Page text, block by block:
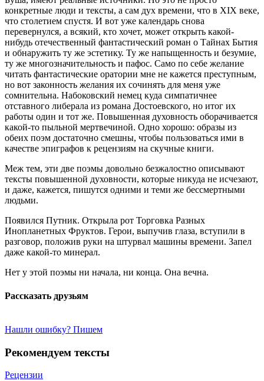
конкретные люди и тексты, а сам дух времени, что в XIX веке,
что столетием спустя. И вот уже календарь снова
перевернулся, а всякий, кто хочет, может открыть какой-
нибудь отечественный фантастический роман о Тайнах Бытия
и обнаружить ту же эстетику. Ту же напыщенность и безумие,
ту же многозначительность и пафос. Само по себе желание
читать фантастические оратории мне не кажется преступным,
но вот законность желания их сочинять для меня уже
сомнительна. Набоковский немец куда симпатичнее
отставного либерала из романа Достоевского, но итог их
работы один и тот же. Повышенная духовность оборачивается
какой-то пыльной мертвечиной. Одно хорошо: образы из
обеих поэм достаточно смешны, чтобы пользоваться ими в
качестве эпиграфов к рецензиям на скучные книги.
Меж тем, эти две поэмы довольно безжалостно описывают
тексты повышенной духовности, которые никуда не исчезают,
и даже, кажется, пишутся одними и теми же бессмертными
людьми.
Появился Путник. Открыла рот Торговка Разных
Инопланетных Фруктов. Герои, выпучив глаза, вступили в
разговор, положив руки на штурвал машины времени. Запел
даже какой-то минерал.
Нет у этой поэмы ни начала, ни конца. Она вечна.
Рассказать друзьям
Нашли ошибку? Пишем
Рекомендуем тексты
Рецензии